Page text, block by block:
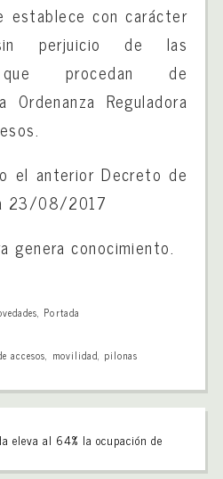
establece con carácter
perjuicio de las
que procedan de
Reguladora
el anterior Decreto de
23/08/2017
genera conocimiento.
, Portada
accesos, movilidad, pilonas
eleva al 64% la ocupación de